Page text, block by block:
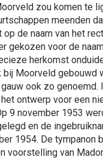
zou komen te
meenden
de naam van het
gekozen voor de
herkomst
bij Moorveld gebouwd
ook zo genoemd.
ontwerp voor een
9 november 1953
en de
1954. De tympanon
voorstelling van